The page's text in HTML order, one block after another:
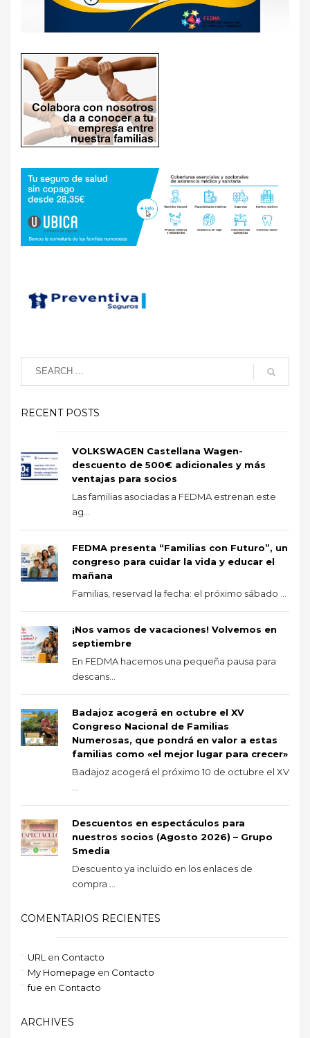
RECENT POSTS
VOLKSWAGEN Castellana Wagen-
descuento de 500€ adicionales y más
ventajas para socios
Las familias asociadas a FEDMA estrenan este
ag...
FEDMA presenta “Familias con Futuro”, un
congreso para cuidar la vida y educar el
mañana
Familias, reservad la fecha: el próximo sábado ...
¡Nos vamos de vacaciones! Volvemos en
septiembre
En FEDMA hacemos una pequeña pausa para
descans...
Badajoz acogerá en octubre el XV
Congreso Nacional de Familias
Numerosas, que pondrá en valor a estas
familias como «el mejor lugar para crecer»
Badajoz acogerá el próximo 10 de octubre el XV
Descuentos en espectáculos para
nuestros socios (Agosto 2026) – Grupo
Smedia
Descuento ya incluido en los enlaces de
compra ...
COMENTARIOS RECIENTES
URL en Contacto
My Homepage en Contacto
fue en Contacto
ARCHIVES